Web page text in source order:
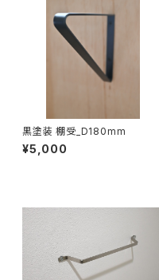
黒塗装 棚受_D180mm
¥5,000